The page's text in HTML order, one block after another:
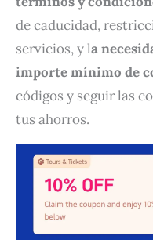
de caducidad,
servicios, y la
importe mínimo de
códigos y seguir las
tus ahorros.